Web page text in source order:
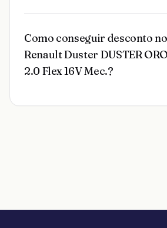
Como conseguir desconto
Renault Duster DUSTER
2.0 Flex 16V Mec.?